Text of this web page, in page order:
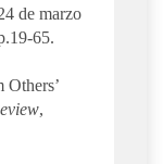
de marzo
65.
,